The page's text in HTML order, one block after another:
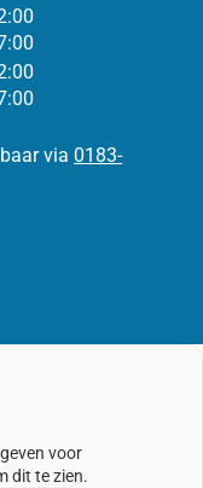
via 0183-
voor
dit te zien.